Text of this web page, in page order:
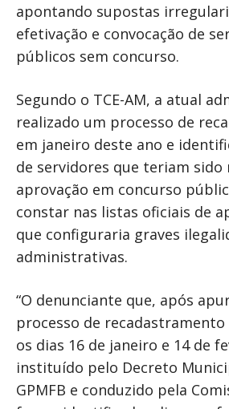
apontando supostas
efetivação e convocação de
públicos sem concurso.
Segundo o TCE-AM, a atual
realizado um processo de
em janeiro deste ano e
de servidores que teriam sido
aprovação em concurso
constar nas listas oficiais de
que configuraria graves
administrativas.
“O denunciante que, após
processo de
os dias 16 de janeiro e 14 de
instituído pelo Decreto
GPMFB e conduzido pela